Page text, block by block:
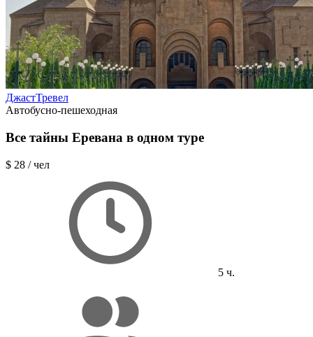
ДжастТревел
Автобусно-пешеходная
Все тайны Еревана в одном туре
$ 28 / чел
5 ч.